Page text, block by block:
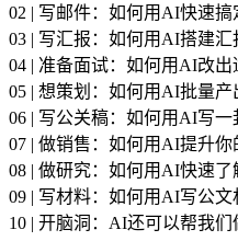
02 | 写邮件：如何用AI快速搞
03 | 写汇报：如何用AI搭建汇
04 | 准备面试：如何用AI改出
05 | 想策划：如何用AI批量产
06 | 写公关稿：如何用AI写一
07 | 做销售：如何用AI提升你
08 | 做研究：如何用AI快速了
09 | 写材料：如何用AI写公文
10 | 开脑洞：AI还可以帮我们